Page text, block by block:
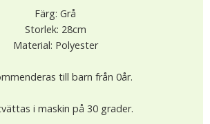
Färg: Grå
Storlek: 28cm
Material: Polyester
till barn från 0år.
i maskin på 30 grader.